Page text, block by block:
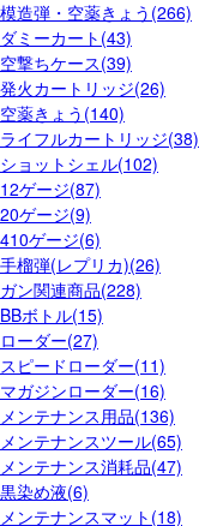
模造弾・空薬きょう(266)
ダミーカート(43)
空撃ちケース(39)
発火カートリッジ(26)
空薬きょう(140)
ライフルカートリッジ(38)
ショットシェル(102)
12ゲージ(87)
20ゲージ(9)
410ゲージ(6)
手榴弾(レプリカ)(26)
ガン関連商品(228)
BBボトル(15)
ローダー(27)
スピードローダー(11)
マガジンローダー(16)
メンテナンス用品(136)
メンテナンスツール(65)
メンテナンス消耗品(47)
黒染め液(6)
メンテナンスマット(18)